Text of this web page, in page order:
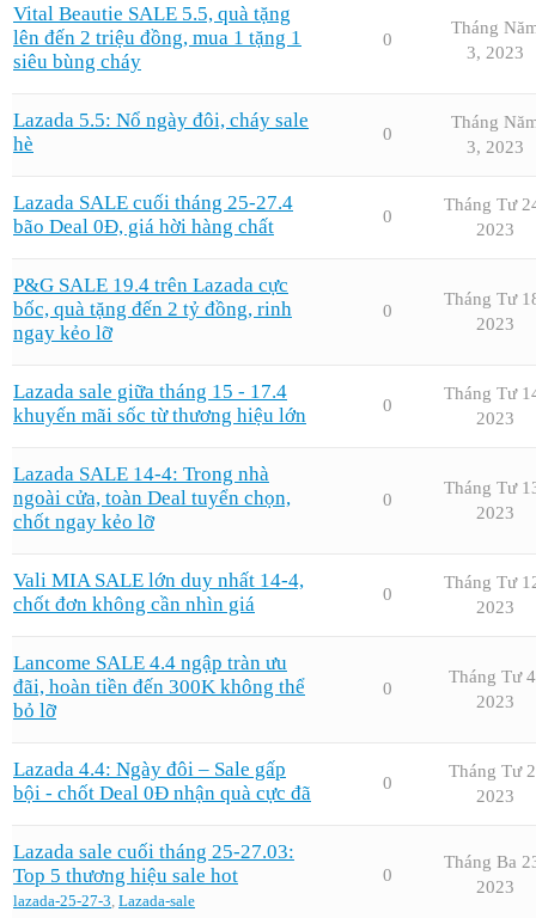
Vital Beautie SALE 5.5, quà tặng
lên đến 2 triệu đồng, mua 1 tặng 1
siêu bùng cháy
0
Tháng
3, 2023
Lazada 5.5: Nổ ngày đôi, cháy sale
hè
0
Tháng
3, 2023
Lazada SALE cuối tháng 25-27.4
bão Deal 0Đ, giá hời hàng chất
0
Tháng Tư
2023
P&G SALE 19.4 trên Lazada cực
bốc, quà tặng đến 2 tỷ đồng, rinh
ngay kẻo lỡ
0
Tháng Tư
2023
Lazada sale giữa tháng 15 - 17.4
khuyến mãi sốc từ thương hiệu lớn
0
Tháng Tư
2023
Lazada SALE 14-4: Trong nhà
ngoài cửa, toàn Deal tuyển chọn,
chốt ngay kẻo lỡ
0
Tháng Tư
2023
Vali MIA SALE lớn duy nhất 14-4,
chốt đơn không cần nhìn giá
0
Tháng Tư
2023
Lancome SALE 4.4 ngập tràn ưu
đãi, hoàn tiền đến 300K không thể
bỏ lỡ
0
Tháng Tư
2023
Lazada 4.4: Ngày đôi – Sale gấp
bội - chốt Deal 0Đ nhận quà cực đã
0
Tháng Tư
2023
Lazada sale cuối tháng 25-27.03:
Top 5 thương hiệu sale hot
lazada-25-27-3, Lazada-sale
0
Tháng Ba
2023